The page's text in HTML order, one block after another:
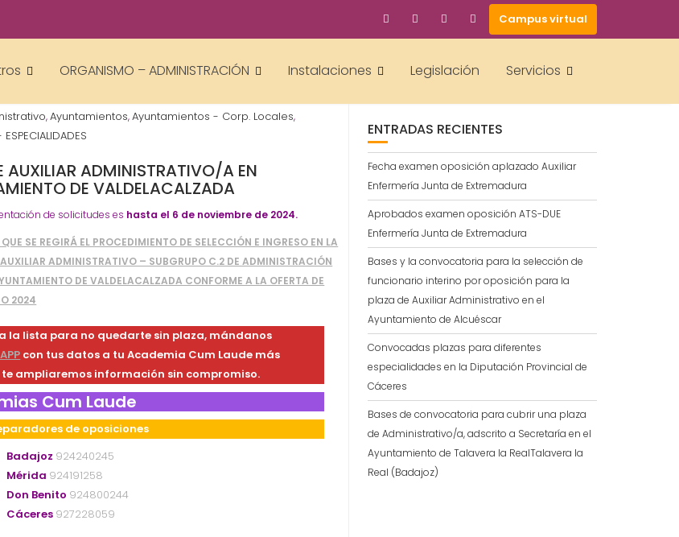
Campus virtual
ORGANISMO – ADMINISTRACIÓN Instalaciones Legislación Servicios
AcademiasCumLaude
,Ayuntamientos,Ayuntamientos - Corp. Locales,
AUXILIAR ADMINISTRATIVO/A EN
DE VALDELACALZADA
de solicitudes es hasta el 6 de noviembre de 2024.
SE REGIRÁ EL PROCEDIMIENTO DE SELECCIÓN E INGRESO EN LA
ADMINISTRATIVO – SUBGRUPO C.2 DE ADMINISTRACIÓN
DE VALDELACALZADA CONFORME A LA OFERTA DE
2024
la lista para no quedarte sin plaza, mándanos
con tus datos a tu Academia Cum Laude más
ampliaremos información sin compromiso.
Cum Laude
de oposiciones
Badajoz 924240245
Mérida 924191258
Don Benito 924800244
Cáceres 927228059
ENTRADAS RECIENTES
Fecha examen oposición aplazado Auxiliar
Enfermería Junta de Extremadura
Aprobados examen oposición ATS-DUE
Enfermería Junta de Extremadura
Bases y la convocatoria para la selección de
funcionario interino por oposición para la
plaza de Auxiliar Administrativo en el
Ayuntamiento de Alcuéscar
Convocadas plazas para diferentes
especialidades en la Diputación Provincial de
Cáceres
Bases de convocatoria para cubrir una plaza
de Administrativo/a, adscrito a Secretaría en el
Ayuntamiento de Talavera la RealTalavera la
Real (Badajoz)